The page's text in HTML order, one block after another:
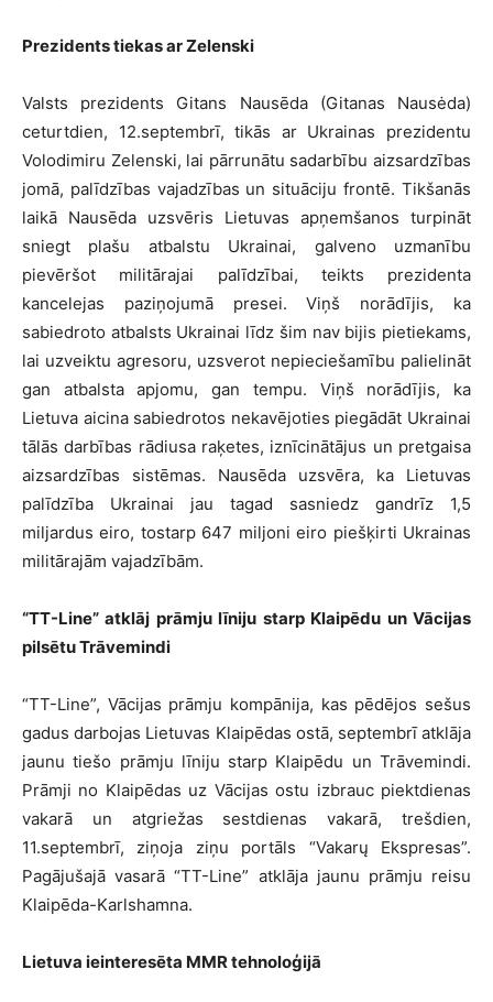
Prezidents tiekas ar Zelenski
Valsts prezidents Gitans Nausēda (Gitanas Nausėda)
ceturtdien, 12.septembrī, tikās ar Ukrainas prezidentu
Volodimiru Zelenski, lai pārrunātu sadarbību aizsardzības
jomā, palīdzības vajadzības un situāciju frontē. Tikšanās
laikā Nausēda uzsvēris Lietuvas apņemšanos turpināt
sniegt plašu atbalstu Ukrainai, galveno uzmanību
pievēršot militārajai palīdzībai, teikts prezidenta
kancelejas paziņojumā presei. Viņš norādījis, ka
sabiedroto atbalsts Ukrainai līdz šim nav bijis pietiekams,
lai uzveiktu agresoru, uzsverot nepieciešamību palielināt
gan atbalsta apjomu, gan tempu. Viņš norādījis, ka
Lietuva aicina sabiedrotos nekavējoties piegādāt Ukrainai
tālās darbības rādiusa raķetes, iznīcinātājus un pretgaisa
aizsardzības sistēmas. Nausēda uzsvēra, ka Lietuvas
palīdzība Ukrainai jau tagad sasniedz gandrīz 1,5
miljardus eiro, tostarp 647 miljoni eiro piešķirti Ukrainas
militārajām vajadzībām.
“TT-Line” atklāj prāmju līniju starp Klaipēdu un Vācijas
pilsētu Trāvemindi
“TT-Line”, Vācijas prāmju kompānija, kas pēdējos sešus
gadus darbojas Lietuvas Klaipēdas ostā, septembrī atklāja
jaunu tiešo prāmju līniju starp Klaipēdu un Trāvemindi.
Prāmji no Klaipēdas uz Vācijas ostu izbrauc piektdienas
vakarā un atgriežas sestdienas vakarā, trešdien,
11.septembrī, ziņoja ziņu portāls “Vakarų Ekspresas”.
Pagājušajā vasarā “TT-Line” atklāja jaunu prāmju reisu
Klaipēda-Karlshamna.
Lietuva ieinteresēta MMR tehnoloģijā